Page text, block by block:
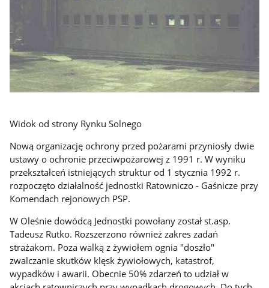
Widok od strony Rynku Solnego
Nową organizację ochrony przed pożarami przyniosły dwie
ustawy o ochronie przeciwpożarowej z 1991 r. W wyniku
przekształceń istniejących struktur od 1 stycznia 1992 r.
rozpoczęto działalność jednostki Ratowniczo - Gaśnicze przy
Komendach rejonowych PSP.
W Oleśnie dowódcą Jednostki powołany został st.asp.
Tadeusz Rutko. Rozszerzono również zakres zadań
strażakom. Poza walką z żywiołem ognia "doszło"
zwalczanie skutków klęsk żywiołowych, katastrof,
wypadków i awarii. Obecnie 50% zdarzeń to udział w